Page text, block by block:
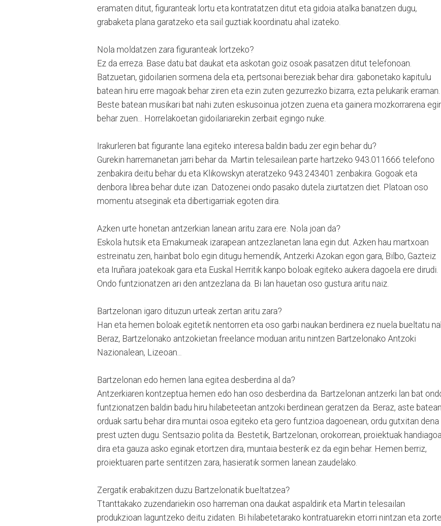
eramaten ditut, figuranteak lortu eta kontratatzen ditut eta gidoia atalka banatzen dugu,
grabaketa plana garatzeko eta sail guztiak koordinatu ahal izateko.
Nola moldatzen zara figuranteak lortzeko?
Ez da erreza. Base datu bat daukat eta askotan goiz osoak pasatzen ditut telefonoan.
Batzuetan, gidoilarien sormena dela eta, pertsonai bereziak behar dira: gabonetako kapitulu
batean hiru erre magoak behar ziren eta ezin zuten gezurrezko bizarra, ezta pelukarik eraman.
Beste batean musikari bat nahi zuten eskusoinua jotzen zuena eta gainera mozkorrarena
behar zuen... Horrelakoetan gidoilariarekin zerbait egingo nuke.
Irakurleren bat figurante lana egiteko interesa baldin badu zer egin behar du?
Gurekin harremanetan jarri behar da. Martin telesailean parte hartzeko 943.011666 telefono
zenbakira deitu behar du eta Klikowskyn ateratzeko 943.243401 zenbakira. Gogoak eta
denbora librea behar dute izan. Datozenei ondo pasako dutela ziurtatzen diet. Platoan oso
momentu atseginak eta dibertigarriak egoten dira.
Azken urte honetan antzerkian lanean aritu zara ere. Nola joan da?
Eskola hutsik eta Emakumeak izarapean antzezlanetan lana egin dut. Azken hau martxoan
estreinatu zen, hainbat bolo egin ditugu hemendik, Antzerki Azokan egon gara, Bilbo, Gazteiz
eta Iruñara joatekoak gara eta Euskal Herritik kanpo boloak egiteko aukera dagoela ere dirudi.
Ondo funtzionatzen ari den antzezlana da. Bi lan hauetan oso gustura aritu naiz.
Bartzelonan igaro dituzun urteak zertan aritu zara?
Han eta hemen boloak egitetik nentorren eta oso garbi naukan berdinera ez nuela bueltatu
Beraz, Bartzelonako antzokietan freelance moduan aritu nintzen Bartzelonako Antzoki
Nazionalean, Lizeoan...
Bartzelonan edo hemen lana egitea desberdina al da?
Antzerkiaren kontzeptua hemen edo han oso desberdina da. Bartzelonan antzerki lan bat
funtzionatzen baldin badu hiru hilabeteetan antzoki berdinean geratzen da. Beraz, aste batean
orduak sartu behar dira muntai osoa egiteko eta gero funtzioa dagoenean, ordu gutxitan dena
prest uzten dugu. Sentsazio polita da. Bestetik, Bartzelonan, orokorrean, proiektuak
dira eta gauza asko eginak etortzen dira, muntaia besterik ez da egin behar. Hemen berriz,
proiektuaren parte sentitzen zara, hasieratik sormen lanean zaudelako.
Zergatik erabakitzen duzu Bartzelonatik bueltatzea?
Ttanttakako zuzendariekin oso harreman ona daukat aspaldirik eta Martin telesailan
produkzioan laguntzeko deitu zidaten. Bi hilabetetarako kontratuarekin etorri nintzan eta